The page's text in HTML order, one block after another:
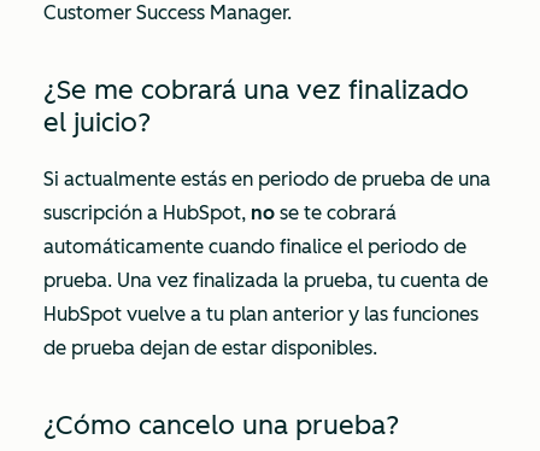
Customer Success Manager.
¿Se me cobrará una vez finalizado
el juicio?
Si actualmente estás en periodo de prueba de una
suscripción a HubSpot, no se te cobrará
automáticamente cuando finalice el periodo de
prueba. Una vez finalizada la prueba, tu cuenta de
HubSpot vuelve a tu plan anterior y las funciones
de prueba dejan de estar disponibles.
¿Cómo cancelo una prueba?